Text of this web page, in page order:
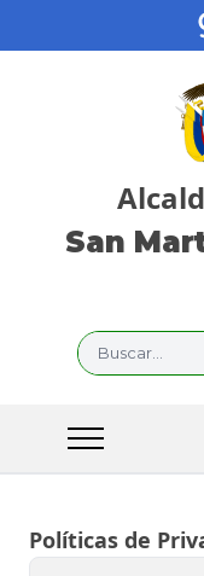
San
Buscar...
Políticas de